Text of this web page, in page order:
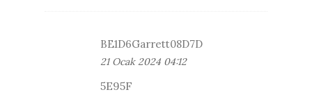
BE1D6Garrett08D7D
21 Ocak 2024 04:12
5E95F